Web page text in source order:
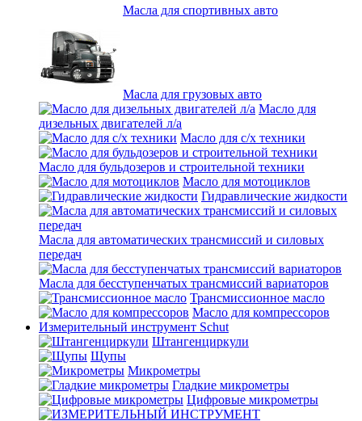
Масла для спортивных авто
Масла для грузовых авто
Масло для
дизельных двигателей л/а
Масло для с/х техники
Масло для бульдозеров и строительной техники
Масло для мотоциклов
Гидравлические жидкости
Масла для автоматических трансмиссий и силовых
передач
Масла для бесступенчатых трансмиссий вариаторов
Трансмиссионное масло
Масло для компрессоров
Измерительный инструмент Schut
Штангенциркули
Щупы
Микрометры
Гладкие микрометры
Цифровые микрометры